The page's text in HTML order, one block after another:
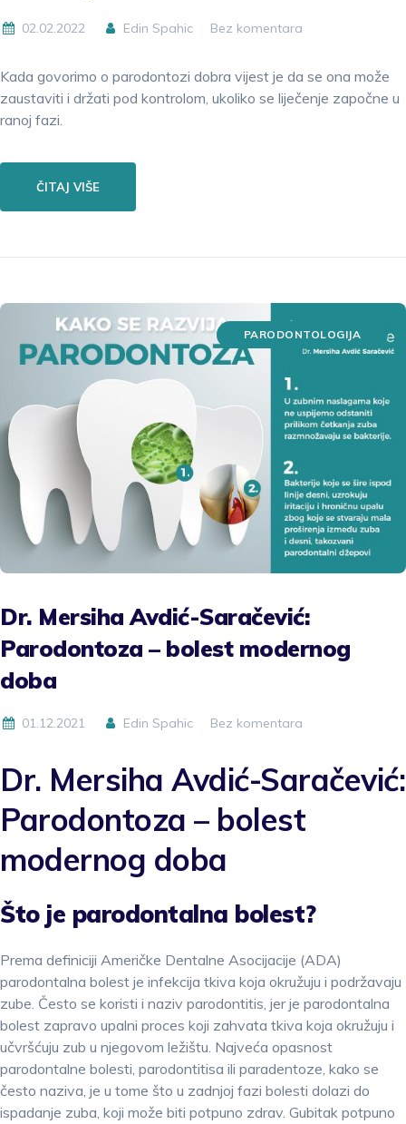
02.02.2022 Edin Spahic Bez komentara
Kada govorimo o parodontozi dobra vijest je da se ona može
zaustaviti i držati pod kontrolom, ukoliko se liječenje započne u
ranoj fazi.
ČITAJ VIŠE
PARODONTOLOGIJA
Dr. Mersiha Avdić-Saračević:
Parodontoza – bolest modernog
doba
01.12.2021 Edin Spahic Bez komentara
Dr. Mersiha Avdić-Saračević:
Parodontoza – bolest
modernog doba
Što je parodontalna bolest?
Prema definiciji Američke Dentalne Asocijacije (ADA)
parodontalna bolest je infekcija tkiva koja okružuju i podržavaju
zube. Često se koristi i naziv parodontitis, jer je parodontalna
bolest zapravo upalni proces koji zahvata tkiva koja okružuju i
učvršćuju zub u njegovom ležištu. Najveća opasnost
parodontalne bolesti, parodontitisa ili paradentoze, kako se
često naziva, je u tome što u zadnjoj fazi bolesti dolazi do
ispadanje zuba, koji može biti potpuno zdrav. Gubitak potpuno